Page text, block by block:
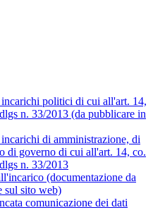
politici di cui all'art. 14,
n. 33/2013 (da pubblicare in
di amministrazione, di
di governo di cui all'art. 14, co.
n. 33/2013
(documentazione da
sul sito web)
comunicazione dei dati